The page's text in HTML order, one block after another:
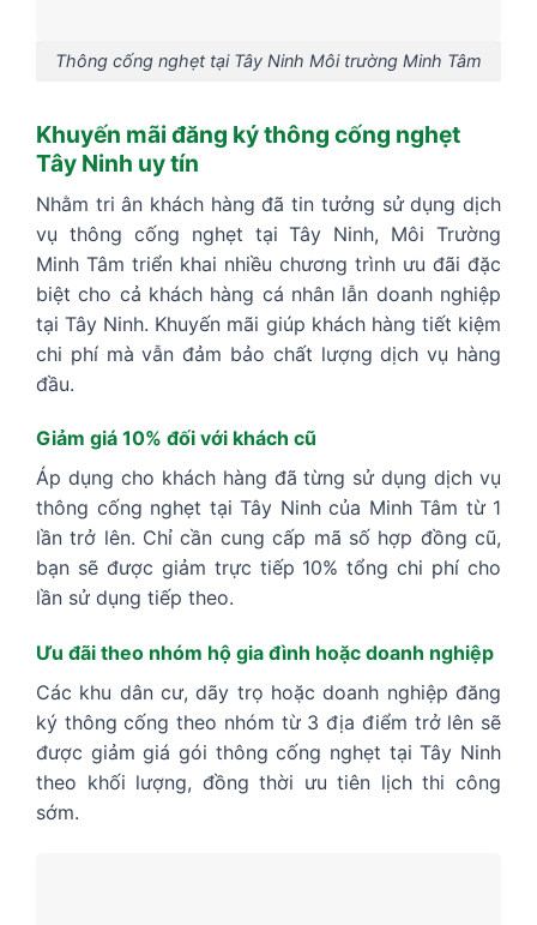
Thông cống nghẹt tại Tây Ninh Môi trường Minh Tâm
Khuyến mãi đăng ký thông cống nghẹt
Tây Ninh uy tín
Nhằm tri ân khách hàng đã tin tưởng sử dụng dịch
vụ thông cống nghẹt tại Tây Ninh, Môi Trường
Minh Tâm triển khai nhiều chương trình ưu đãi đặc
biệt cho cả khách hàng cá nhân lẫn doanh nghiệp
tại Tây Ninh. Khuyến mãi giúp khách hàng tiết kiệm
chi phí mà vẫn đảm bảo chất lượng dịch vụ hàng
đầu.
Giảm giá 10% đối với khách cũ
Áp dụng cho khách hàng đã từng sử dụng dịch vụ
thông cống nghẹt tại Tây Ninh của Minh Tâm từ 1
lần trở lên. Chỉ cần cung cấp mã số hợp đồng cũ,
bạn sẽ được giảm trực tiếp 10% tổng chi phí cho
lần sử dụng tiếp theo.
Ưu đãi theo nhóm hộ gia đình hoặc doanh nghiệp
Các khu dân cư, dãy trọ hoặc doanh nghiệp đăng
ký thông cống theo nhóm từ 3 địa điểm trở lên sẽ
được giảm giá gói thông cống nghẹt tại Tây Ninh
theo khối lượng, đồng thời ưu tiên lịch thi công
sớm.